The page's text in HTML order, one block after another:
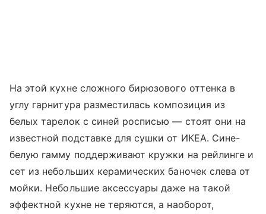
На этой кухне сложного бирюзового оттенка в
углу гарнитура разместилась композиция из
белых тарелок с синей росписью — стоят они на
известной подставке для сушки от ИКЕА. Сине-
белую гамму поддерживают кружки на рейлинге и
сет из небольших керамических баночек слева от
мойки. Небольшие аксессуары даже на такой
эффектной кухне не теряются, а наоборот,